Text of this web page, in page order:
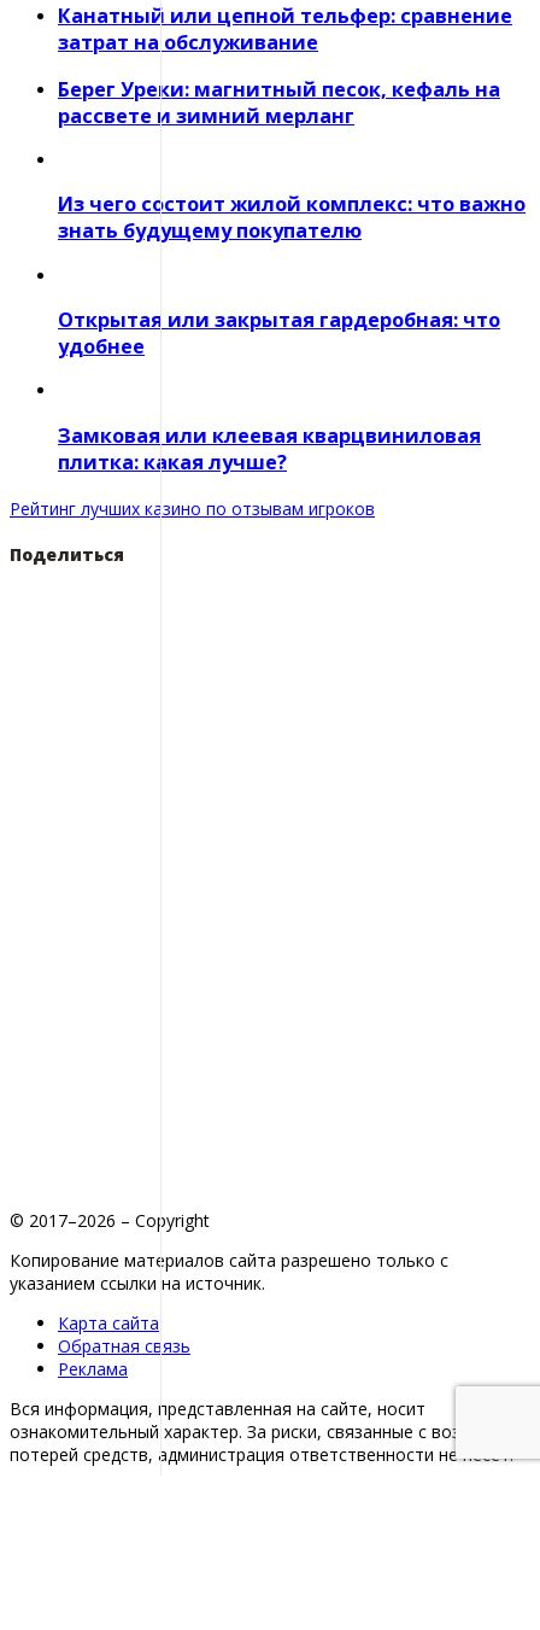
Канатный или цепной тельфер: сравнение
затрат на обслуживание
Берег Уреки: магнитный песок, кефаль на
рассвете и зимний мерланг
Из чего состоит жилой комплекс: что важно
знать будущему покупателю
Открытая или закрытая гардеробная: что
удобнее
Замковая или клеевая кварцвиниловая
плитка: какая лучше?
Рейтинг лучших казино по отзывам игроков
Поделиться
© 2017–2026 – Copyright
Копирование материалов сайта разрешено только с
указанием ссылки на источник.
Карта сайта
Обратная связь
Реклама
Вся информация, представленная на сайте, носит
ознакомительный характер. За риски, связанные с возможной
потерей средств, администрация ответственности не несет.